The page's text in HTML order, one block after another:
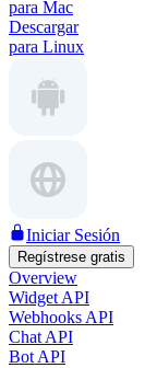
para Mac
Descargar
para Linux
Iniciar Sesión
Regístrese gratis
Overview
Widget API
Webhooks API
Chat API
Bot API